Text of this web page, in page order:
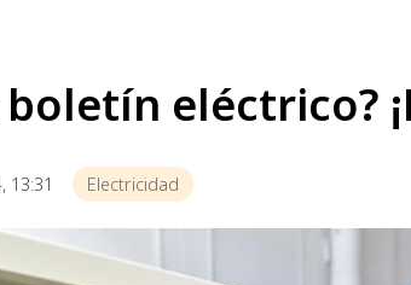
eléctrico?
13:31 Electricidad